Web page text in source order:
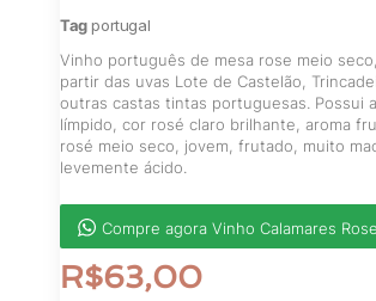
Tag portugal
Vinho português de mesa rose meio
partir das uvas Lote de Castelão,
outras castas tintas portuguesas. Possui
límpido, cor rosé claro brilhante, aroma
rosé meio seco, jovem, frutado, muito
levemente ácido.
Compre agora Vinho Calamares
R$63,00